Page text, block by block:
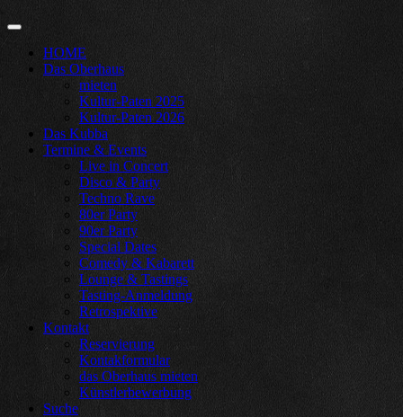
HOME
Das Oberhaus
mieten
Kultur-Paten 2025
Kultur-Paten 2026
Das Kubba
Termine & Events
Live in Concert
Disco & Party
Techno Rave
80er Party
90er Party
Special Dates
Comedy & Kabarett
Lounge & Tastings
Tasting-Anmeldung
Retrospektive
Kontakt
Reservierung
Kontakformular
das Oberhaus mieten
Künstlerbewerbung
Suche